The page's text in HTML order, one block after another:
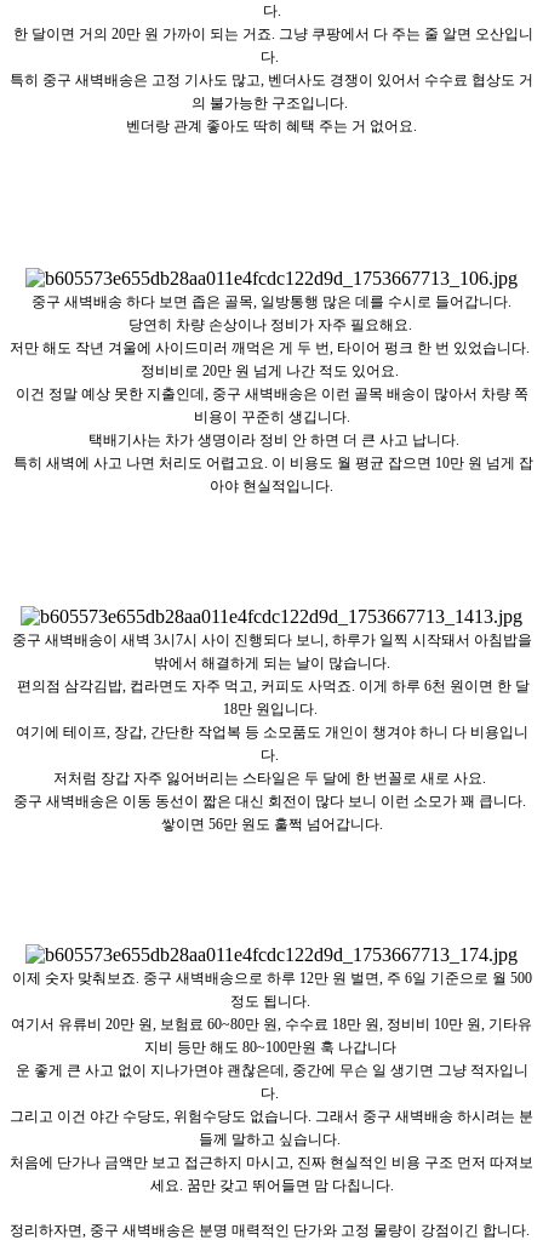
다.
한 달이면 거의 20만 원 가까이 되는 거죠. 그냥 쿠팡에서 다 주는 줄 알면 오산입니
다.
특히 중구 새벽배송은 고정 기사도 많고, 벤더사도 경쟁이 있어서 수수료 협상도 거
의 불가능한 구조입니다.
벤더랑 관계 좋아도 딱히 혜택 주는 거 없어요.
중구 새벽배송 하다 보면 좁은 골목, 일방통행 많은 데를 수시로 들어갑니다.
당연히 차량 손상이나 정비가 자주 필요해요.
저만 해도 작년 겨울에 사이드미러 깨먹은 게 두 번, 타이어 펑크 한 번 있었습니다.
정비비로 20만 원 넘게 나간 적도 있어요.
이건 정말 예상 못한 지출인데, 중구 새벽배송은 이런 골목 배송이 많아서 차량 쪽
비용이 꾸준히 생깁니다.
택배기사는 차가 생명이라 정비 안 하면 더 큰 사고 납니다.
특히 새벽에 사고 나면 처리도 어렵고요. 이 비용도 월 평균 잡으면 10만 원 넘게 잡
아야 현실적입니다.
중구 새벽배송이 새벽 3시7시 사이 진행되다 보니, 하루가 일찍 시작돼서 아침밥을
밖에서 해결하게 되는 날이 많습니다.
편의점 삼각김밥, 컵라면도 자주 먹고, 커피도 사먹죠. 이게 하루 6천 원이면 한 달
18만 원입니다.
여기에 테이프, 장갑, 간단한 작업복 등 소모품도 개인이 챙겨야 하니 다 비용입니
다.
저처럼 장갑 자주 잃어버리는 스타일은 두 달에 한 번꼴로 새로 사요.
중구 새벽배송은 이동 동선이 짧은 대신 회전이 많다 보니 이런 소모가 꽤 큽니다.
쌓이면 56만 원도 훌쩍 넘어갑니다.
이제 숫자 맞춰보죠. 중구 새벽배송으로 하루 12만 원 벌면, 주 6일 기준으로 월 500
정도 됩니다.
여기서 유류비 20만 원, 보험료 60~80만 원, 수수료 18만 원, 정비비 10만 원, 기타유
지비 등만 해도 80~100만원 훅 나갑니다
운 좋게 큰 사고 없이 지나가면야 괜찮은데, 중간에 무슨 일 생기면 그냥 적자입니
다.
그리고 이건 야간 수당도, 위험수당도 없습니다. 그래서 중구 새벽배송 하시려는 분
들께 말하고 싶습니다.
처음에 단가나 금액만 보고 접근하지 마시고, 진짜 현실적인 비용 구조 먼저 따져보
세요. 꿈만 갖고 뛰어들면 맘 다칩니다.
정리하자면, 중구 새벽배송은 분명 매력적인 단가와 고정 물량이 강점이긴 합니다.